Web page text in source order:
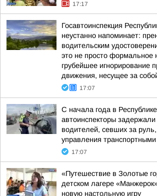
17:17
Госавтоинспекция
неустанно напоминает:
водительским
это не просто формальное
грубейшее игнорирование
движения, несущее за
17:07
С начала года в
автоинспекторы
водителей, севших за
управления
17:07
«Путешествие в Золотые
детском лагере
новую настольную игру